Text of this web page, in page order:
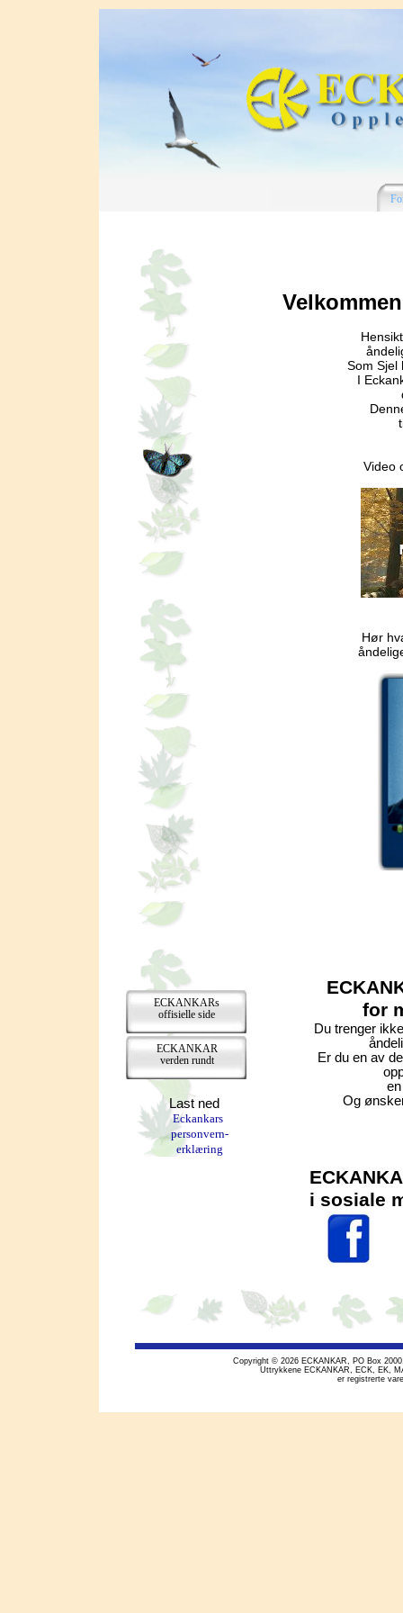
ECKANKARs
offisielle side
ECKANKAR
verden rundt
Last ned
Eckankars
personvern-
erklæring
Som Sjel
I
Video
Hør
for
Du trenger
Er du en av
Og
i sosiale
Copyright © 2026 ECKANKAR, PO Box
Uttrykkene ECKANKAR, ECK, EK,
er registrerte